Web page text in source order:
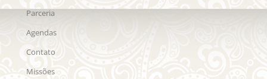
Parceria
Agendas
Contato
Missões